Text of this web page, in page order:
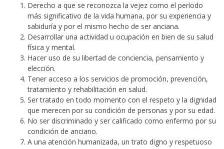
Derecho a que se reconozca la vejez como el período
más significativo de la vida humana, por su experiencia y
sabiduría y por el mismo hecho de ser anciana.
Desarrollar una actividad u ocupación en bien de su salud
física y mental.
Hacer uso de su libertad de conciencia, pensamiento y
elección.
Tener acceso a los servicios de promoción, prevención,
tratamiento y rehabilitación en salud.
Ser tratado en todo momento con el respeto y la dignidad
que merecen por su condición de personas y por su edad.
No ser discriminado y ser calificado como enfermo por su
condición de anciano.
A una atención humanizada, un trato digno y respetuoso